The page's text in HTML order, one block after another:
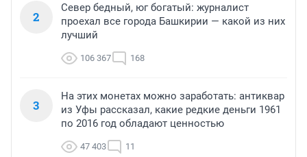
2
Север бедный, юг богатый: журналист
проехал все города Башкирии — какой из них
лучший
106 367 168
3
На этих монетах можно заработать: антиквар
из Уфы рассказал, какие редкие деньги 1961
по 2016 год обладают ценностью
47 403 11